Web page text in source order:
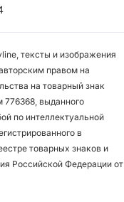
тексты и изображения
правом на
на товарный знак
776368, выданного
по интеллектуальной
в
товарных знаков и
Российской Федерации от